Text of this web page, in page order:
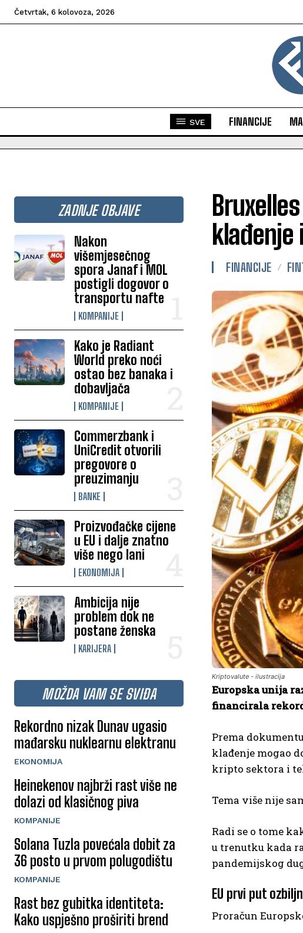
Četvrtak, 6 kolovoza, 2026
SVE FINANCIJE
ZADNJE OBJAVE
Nakon
višemjesečnog
spora Janaf i MOL
postigli dogovor o
transportu nafte
KOMPANIJE
Kako je Radiant
World preko noći
ostao bez banaka i
dobavljača
KOMPANIJE
Commerzbank i
UniCredit otvorili
pregovore o
preuzimanju
BANKE
Proizvođačke cijene
u EU i dalje znatno
više nego lani
EKONOMIJA
Ambicija nije
problem dok ne
postane ženska
KARIJERA
MOŽDA VAM SE SVIĐA
Rekordno nizak Dunav ugasio
mađarsku nuklearnu elektranu
EKONOMIJA
Heinekenov najbrži rast više ne
dolazi od klasičnog piva
KOMPANIJE
Solana Tuzla povećala dobit za
36 posto u prvom polugodištu
KOMPANIJE
Rast bez gubitka identiteta:
Kako uspješno proširiti brend
klađenje
FINANCIJE
Kriptovalute - ilustracija
Europska unija
financirala
Prema
klađenje mogao
kripto sektora i
Tema više nije
Radi se o tome
u trenutku kada
pandemijskog
EU prvi put
Proračun